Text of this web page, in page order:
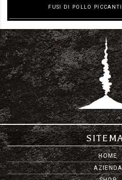
FUSI DI POLLO
HOME
AZIENDA